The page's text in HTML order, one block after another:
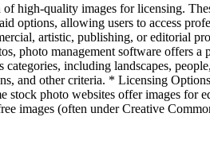
high-quality images for licensing.
options, allowing users to access
artistic, publishing, or editorial
photo management software
including landscapes,
and other criteria. * Licensing
photo websites offer images for
images (often under Creative